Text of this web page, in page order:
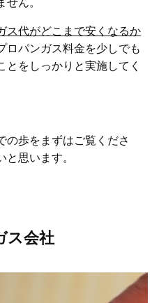
ス代がどこまで安くなるか
ロパンガス料金を少しでも
をしっかりと実施してく
の歩をまずはご覧くださ
思います。
ス会社